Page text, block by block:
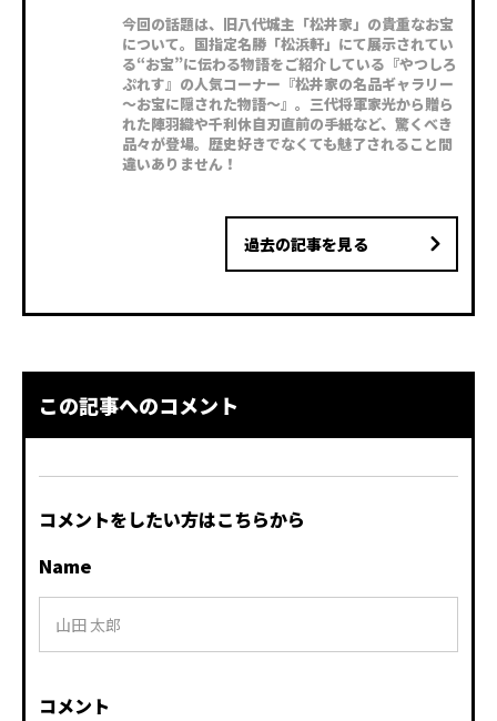
今回の話題は、旧八代城主「松井家」の貴重なお宝
について。国指定名勝「松浜軒」にて展示されてい
る“お宝”に伝わる物語をご紹介している『やつしろ
ぷれす』の人気コーナー『松井家の名品ギャラリー
〜お宝に隠された物語〜』。三代将軍家光から贈ら
れた陣羽織や千利休自刃直前の手紙など、驚くべき
品々が登場。歴史好きでなくても魅了されること間
違いありません！
過去の記事を見る
この記事へのコメント
コメントをしたい方はこちらから
コメント
Name